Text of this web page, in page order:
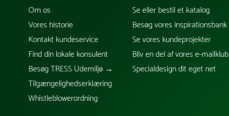
Om os
Vores historie
Kontakt kundeservice
Find din lokale konsulent
Besøg TRESS Udemiljø →
Tilgængelighedserklæring
Whistleblowerordning
Se eller bestil et katalog
Besøg vores inspirationsbank
Se vores kundeprojekter
Bliv en del af vores e-mailklub
Specialdesign dit eget net